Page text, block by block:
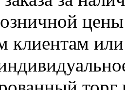
клиентам